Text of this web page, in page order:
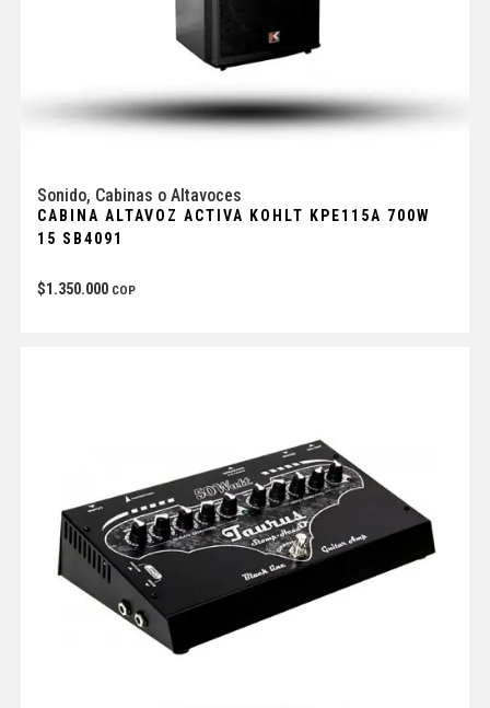
Sonido, Cabinas o Altavoces
CABINA ALTAVOZ ACTIVA KOHLT KPE115A 700W
15 SB4091
$1.350.000 COP